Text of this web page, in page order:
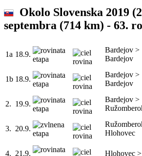
Okolo Slovenska 2019
septembra (714 km) - 63.
1a 18.9.
Bardejov >
Bardejov
1b 18.9.
Bardejov >
Bardejov
2. 19.9.
Bardejov >
3. 20.9.
Hlohovec
4. 21.9. Hlohovec >